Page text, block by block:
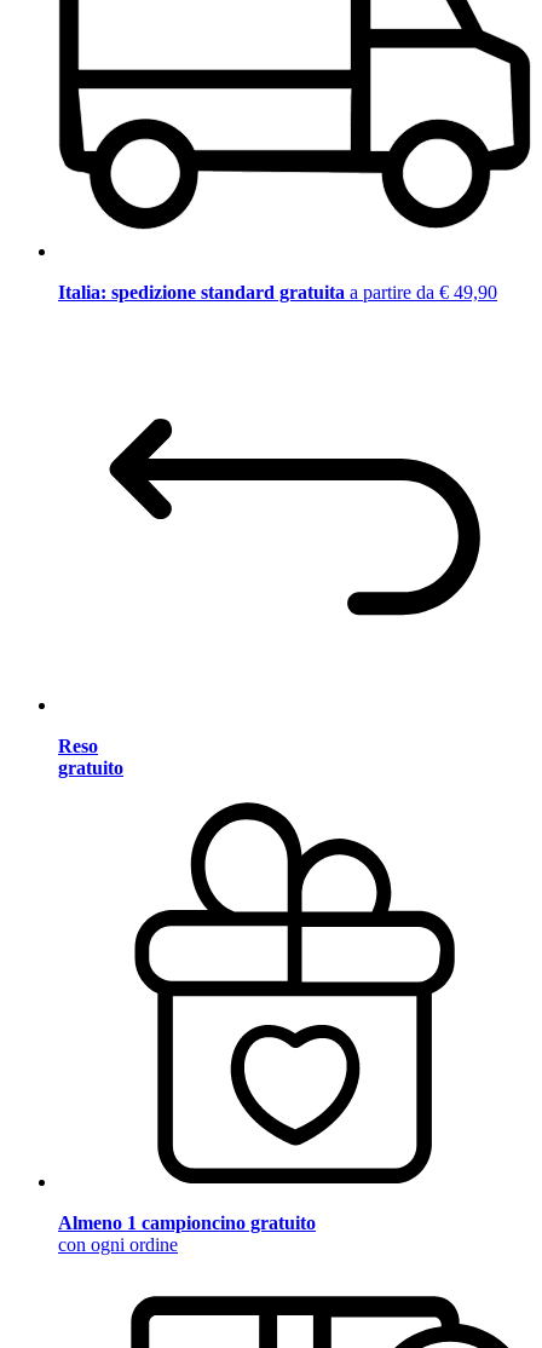
Italia: spedizione standard gratuita a partire da € 49,90
Reso
gratuito
Almeno 1 campioncino gratuito
con ogni ordine